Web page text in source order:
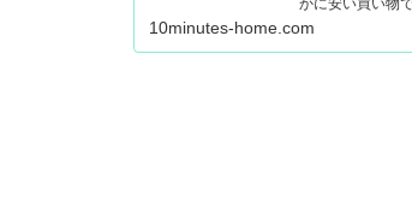
かに安い買い物
ますので不安も
す。 調べても色
思うので更に悩
10minutes-home.com